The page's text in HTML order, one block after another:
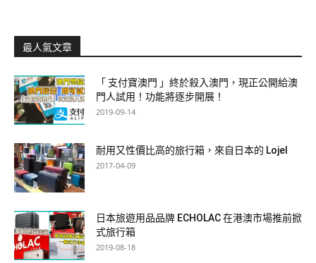
最人氣文章
「 支付寶澳門 」終於殺入澳門，現正公開給澳
門人試用！功能將逐步開展！
2019-09-14
耐用又性價比高的旅行箱，來自日本的 Lojel
2017-04-09
日本旅遊用品品牌 ECHOLAC 在港澳市場推前掀
式旅行箱
2019-08-18